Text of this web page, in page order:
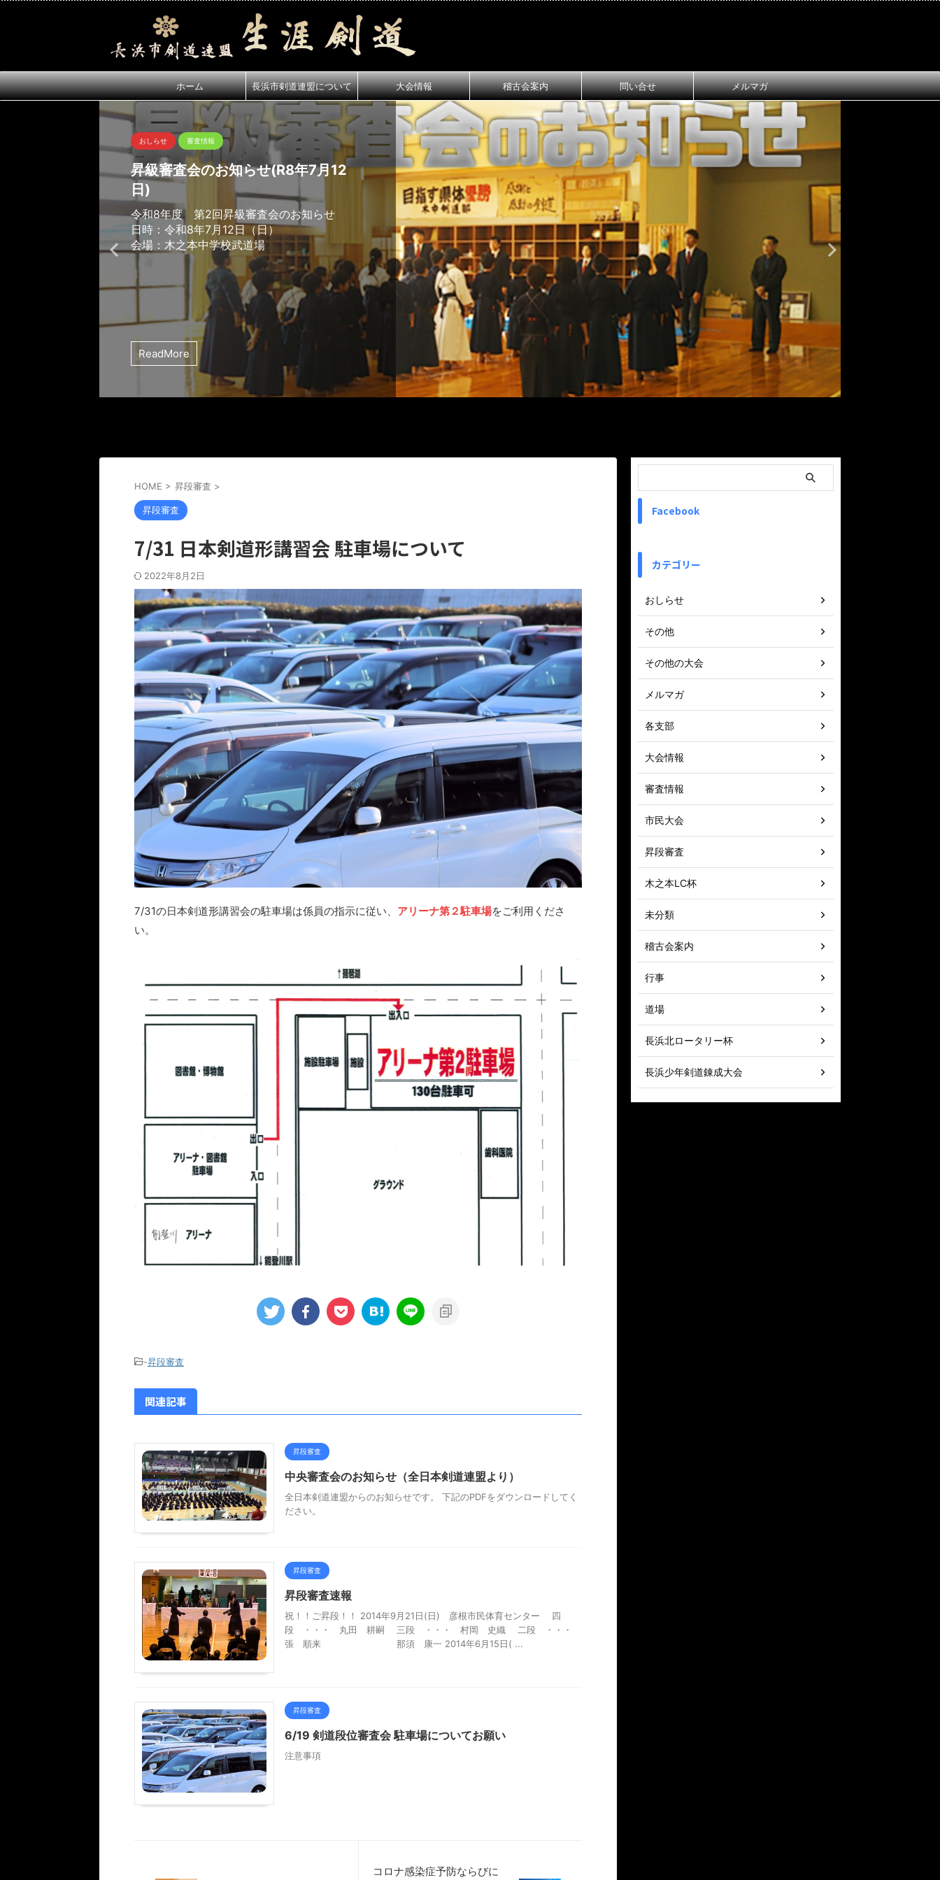
ホーム 長浜市剣道連盟について 大会情報 稽古会案内 問い合せ メルマガ
おしらせ 審査情報
昇級審査会のお知らせ(R8年7月12
日)
令和8年度 第2回昇級審査会のお知らせ
日時：令和8年7月12日（日）
会場：木之本中学校武道場
ReadMore
HOME > 昇段審査 >
昇段審査
7/31 日本剣道形講習会 駐車場について
2022年8月2日
7/31の日本剣道形講習会の駐車場は係員の指示に従い、 アリーナ第２駐車場をご利用くださ
い。
-昇段審査
関連記事
昇段審査
中央審査会のお知らせ（全日本剣道連盟より）
全日本剣道連盟からのお知らせです。 下記のPDFをダウンロードしてく
ださい。
昇段審査
昇段審査速報
祝！！ご昇段！！ 2014年9月21日(日) 彦根市民体育センター 四
段 ・・・ 丸田 耕嗣 三段 ・・・ 村岡 史織 二段 ・・・
張 順来 那須 康一 2014年6月15日( ...
昇段審査
6/19 剣道段位審査会 駐車場についてお願い
注意事項
コロナ感染症予防ならびに
Facebook
カテゴリー
おしらせ
その他
その他の大会
メルマガ
各支部
大会情報
審査情報
市民大会
昇段審査
木之本LC杯
未分類
稽古会案内
行事
道場
長浜北ロータリー杯
長浜少年剣道錬成大会